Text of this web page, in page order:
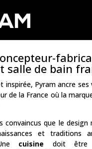
salle de bain
inspirée, Pyram ancre ses
de la France où la
convaincus que le design
et traditions
cuisine doit être